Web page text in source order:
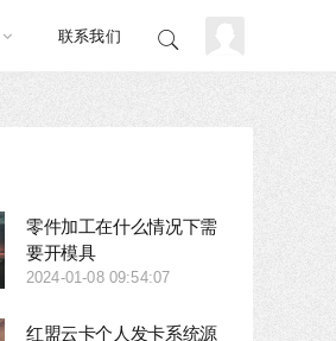
联系我们
零件加工在什么情况下需
要开模具
2024-01-08 09:54:07
红盟云卡个人发卡系统源